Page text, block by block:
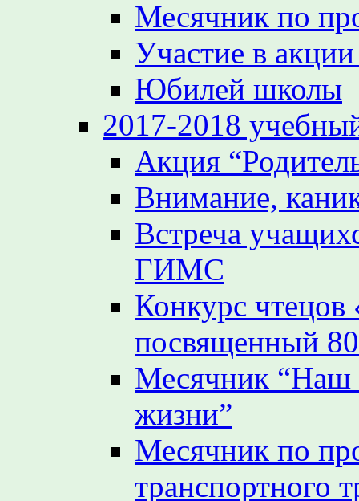
Месячник по
Участие в
Юбилей школы
2017-2018
Акция
Внимание,
Встреча
ГИМС
Конкурс
посвященный
Месячник “Наш
жизни”
Месячник по
транспортного